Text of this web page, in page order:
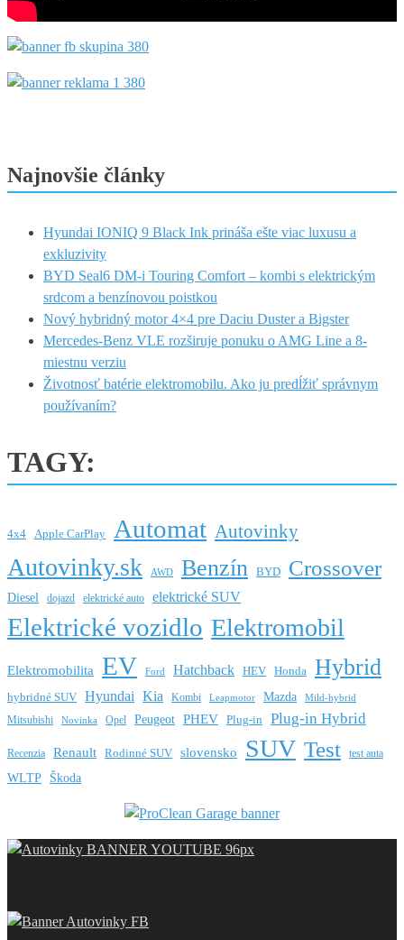
Najnovšie články
Hyundai IONIQ 9 Black Ink prináša ešte viac luxusu a
exkluzivity
BYD Seal6 DM-i Touring Comfort – kombi s elektrickým
srdcom a benzínovou poistkou
Nový hybridný motor 4×4 pre Daciu Duster a Bigster
Mercedes-Benz VLE rozširuje ponuku o AMG Line a 8-
miestnu verziu
Životnosť batérie elektromobilu. Ako ju predĺžiť správnym
používaním?
TAGY:
4x4 Apple CarPlay Automat Autovinky
Autovinky.sk AWD Benzín BYD Crossover
Diesel dojazd elektrické auto elektrické SUV
Elektrické vozidlo Elektromobil
Elektromobilita EV Ford Hatchback HEV Honda Hybrid
hybridné SUV Hyundai Kia Kombi Leapmotor Mazda Mild-hybrid
Mitsubishi Novinka Opel Peugeot PHEV Plug-in Plug-in Hybrid
Recenzia Renault Rodinné SUV slovensko SUV Test test auta
WLTP Škoda